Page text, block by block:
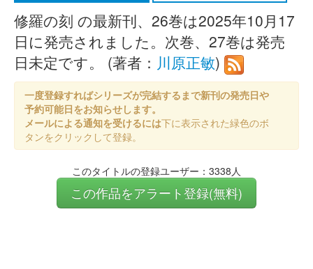
修羅の刻 の最新刊、26巻は2025年10月17
日に発売されました。次巻、27巻は発売
日未定です。 (著者： 川原正敏)
一度登録すればシリーズが完結するまで新刊の発売日や
予約可能日をお知らせします。
メールによる通知を受けるには下に表示された緑色のボ
タンをクリックして登録。
このタイトルの登録ユーザー：3338人
この作品をアラート登録(無料)